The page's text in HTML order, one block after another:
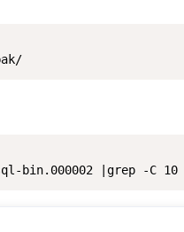
bin.000002 |grep -C